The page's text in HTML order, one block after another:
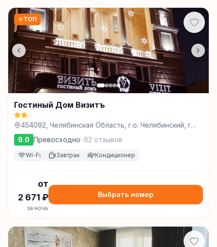
★ТОП
Гостиный Дом Визитъ
454092, Челябинская Область, г.о. Челябинский, г
Челябинск, ул Елькина, д. 76, помещ. 12, Челябинск
9.0 Превосходно· 62 отзывов
Wi-Fi Завтрак Кондиционер
от
2 671 ₽
за ночь
Выбрать номер